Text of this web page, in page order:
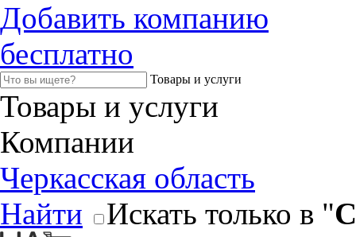
Добавить компанию
бесплатно
Товары и услуги
Товары и услуги
Компании
Черкасская область
Найти
Искать только в "